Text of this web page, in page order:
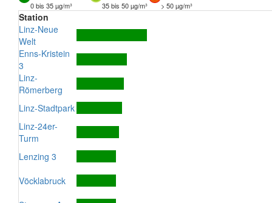
0 bis 35 µg/m³
35 bis 50 µg/m³ > 50 µg/m³
Station
Linz-Neue
Welt
Enns-Kristein
3
Linz-
Römerberg
Linz-Stadtpark
Linz-24er-
Turm
Lenzing 3
Vöcklabruck